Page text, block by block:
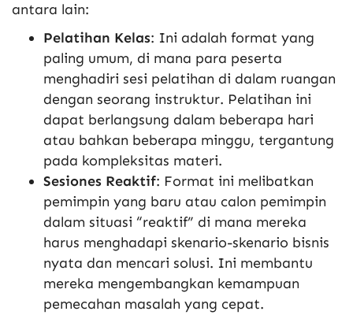
antara lain:
Pelatihan Kelas: Ini adalah format yang
paling umum, di mana para peserta
menghadiri sesi pelatihan di dalam ruangan
dengan seorang instruktur. Pelatihan ini
dapat berlangsung dalam beberapa hari
atau bahkan beberapa minggu, tergantung
pada kompleksitas materi.
Sesiones Reaktif: Format ini melibatkan
pemimpin yang baru atau calon pemimpin
dalam situasi “reaktif” di mana mereka
harus menghadapi skenario-skenario bisnis
nyata dan mencari solusi. Ini membantu
mereka mengembangkan kemampuan
pemecahan masalah yang cepat.